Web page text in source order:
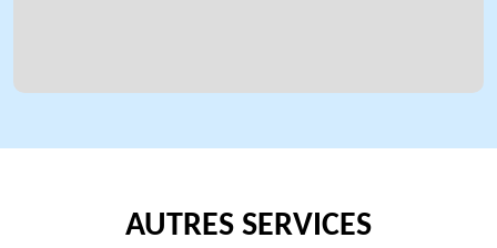
AUTRES SERVICES